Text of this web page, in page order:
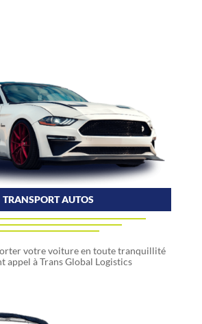
TRANSPORT AUTOS
votre voiture en toute tranquillité
appel à Trans Global Logistics